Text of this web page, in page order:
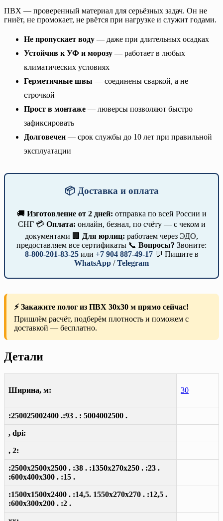
ПВХ — проверенный материал для серьёзных задач. Он не
гниёт, не промокает, не рвётся при нагрузке и служит годами.
Не пропускает воду — даже при длительных осадках
Устойчив к УФ и морозу — работает в любых
климатических условиях
Герметичные швы — соединены сваркой, а не
строчкой
Прост в монтаже — люверсы позволяют быстро
зафиксировать
Долговечен — срок службы до 10 лет при правильной
эксплуатации
📦 Доставка и оплата
🚚 Изготовление от 2 дней: отправка по всей России и
СНГ 💳 Оплата: онлайн, безнал, по счёту — с чеком и
документами 🏢 Для юрлиц: работаем через ЭДО,
предоставляем все сертификаты 📞 Вопросы? Звоните:
8-800-201-83-25или +7 904 887-49-17💬 Пишите в
WhatsApp /Telegram
⚡ Закажите полог из ПВХ 30х30 м прямо сейчас!
Пришлём расчёт, подберём плотность и поможем с
доставкой — бесплатно.
Детали
Ширина, м: 30
:250025002400 .:93 . : 5004002500 .
, dpi:
, 2:
:2500x2500x2500 . :38 . :1350x270x250 . :23 .
:600x400x300 . :15 .
:1500x1500x2400 . :14,5. 1550x270x270 . :12,5 .
:600x300x200 . :2 .